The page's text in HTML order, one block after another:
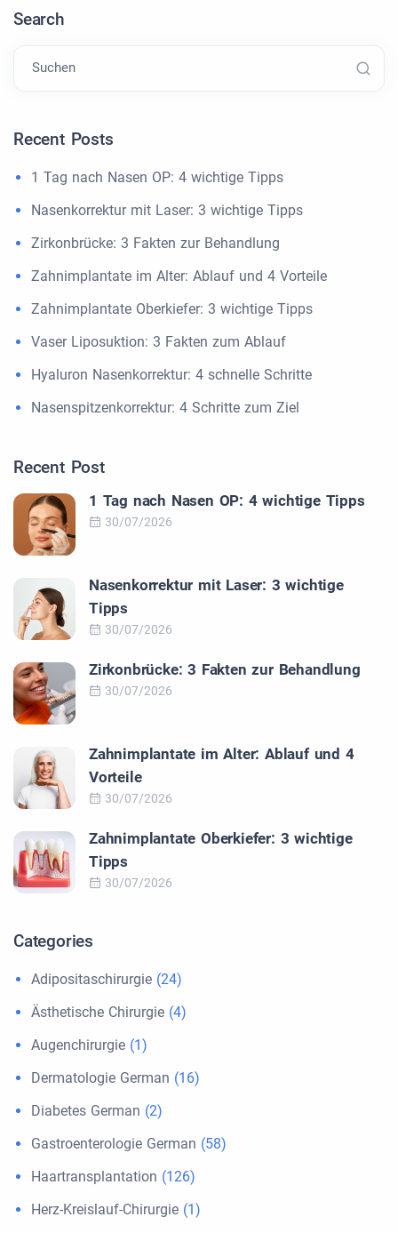
Search
Suchen
Recent Posts
1 Tag nach Nasen OP: 4 wichtige Tipps
Nasenkorrektur mit Laser: 3 wichtige Tipps
Zirkonbrücke: 3 Fakten zur Behandlung
Zahnimplantate im Alter: Ablauf und 4 Vorteile
Zahnimplantate Oberkiefer: 3 wichtige Tipps
Vaser Liposuktion: 3 Fakten zum Ablauf
Hyaluron Nasenkorrektur: 4 schnelle Schritte
Nasenspitzenkorrektur: 4 Schritte zum Ziel
Recent Post
1 Tag nach Nasen OP: 4 wichtige Tipps
30/07/2026
Nasenkorrektur mit Laser: 3 wichtige
Tipps
30/07/2026
Zirkonbrücke: 3 Fakten zur Behandlung
30/07/2026
Zahnimplantate im Alter: Ablauf und 4
Vorteile
30/07/2026
Zahnimplantate Oberkiefer: 3 wichtige
Tipps
30/07/2026
Categories
Adipositaschirurgie (24)
Ästhetische Chirurgie (4)
Augenchirurgie (1)
Dermatologie German (16)
Diabetes German (2)
Gastroenterologie German (58)
Haartransplantation (126)
Herz-Kreislauf-Chirurgie (1)